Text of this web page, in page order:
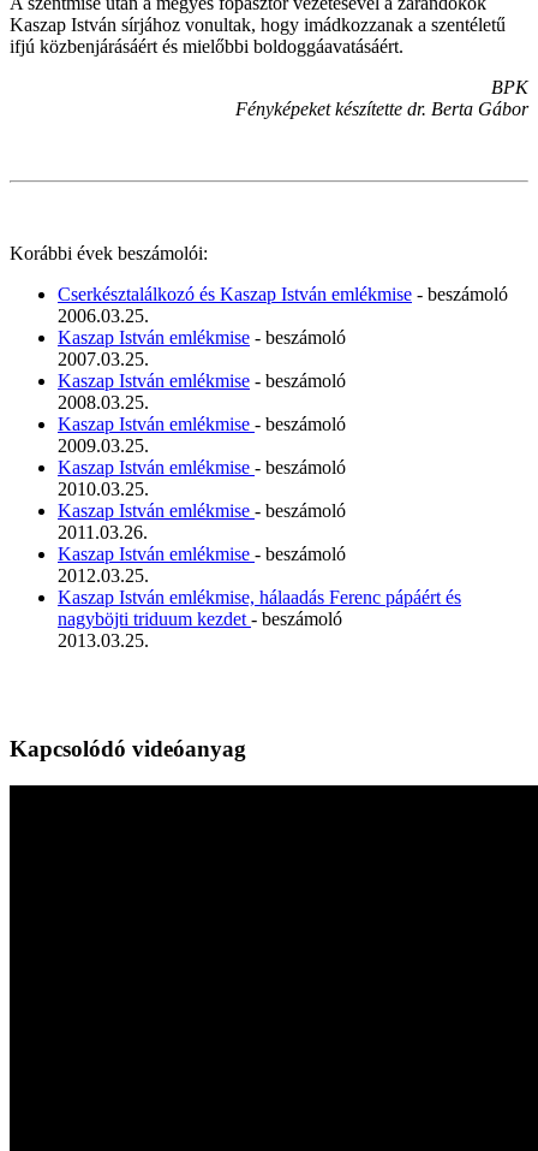
Kaszap István sírjához vonultak, hogy imádkozzanak a szentéletű
ifjú közbenjárásáért és mielőbbi boldoggáavatásáért.
BPK
Fényképeket készítette dr. Berta Gábor
Korábbi évek beszámolói:
Cserkésztalálkozó és Kaszap István emlékmise - beszámoló
2006.03.25.
Kaszap István emlékmise - beszámoló
2007.03.25.
Kaszap István emlékmise - beszámoló
2008.03.25.
Kaszap István emlékmise - beszámoló
2009.03.25.
Kaszap István emlékmise - beszámoló
2010.03.25.
Kaszap István emlékmise - beszámoló
2011.03.26.
Kaszap István emlékmise - beszámoló
2012.03.25.
Kaszap István emlékmise, hálaadás Ferenc pápáért és
nagyböjti triduum kezdet - beszámoló
2013.03.25.
Kapcsolódó videóanyag